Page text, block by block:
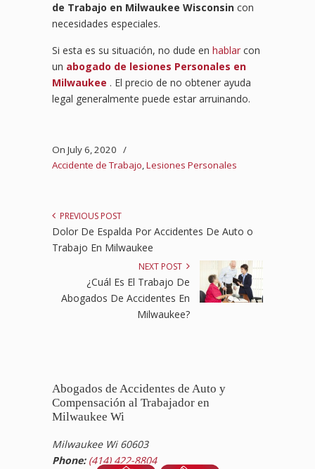
de Trabajo en Milwaukee Wisconsin con
necesidades especiales.
Si esta es su situación, no dude en hablar con
un abogado de lesiones Personales en
Milwaukee . El precio de no obtener ayuda
legal generalmente puede estar arruinando.
On July 6, 2020 /
Accidente de Trabajo,Lesiones Personales
PREVIOUS POST
Dolor De Espalda Por Accidentes De Auto o
Trabajo En Milwaukee
NEXT POST
¿Cuál Es El Trabajo De
Abogados De Accidentes En
Milwaukee?
Abogados de Accidentes de Auto y
Compensación al Trabajador en
Milwaukee Wi
Milwaukee Wi 60603
Phone: (414) 422-8804